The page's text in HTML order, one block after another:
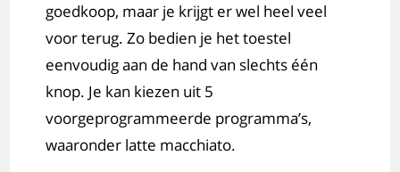
goedkoop, maar je krijgt er wel heel veel
voor terug. Zo bedien je het toestel
eenvoudig aan de hand van slechts één
knop. Je kan kiezen uit 5
voorgeprogrammeerde programma’s,
waaronder latte macchiato.